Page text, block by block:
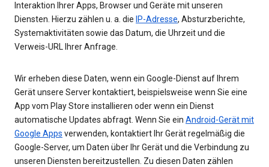
Interaktion Ihrer Apps, Browser und Geräte mit unseren
Diensten. Hierzu zählen u. a. die IP-Adresse, Absturzberichte,
Systemaktivitäten sowie das Datum, die Uhrzeit und die
Verweis-URL Ihrer Anfrage.
Wir erheben diese Daten, wenn ein Google-Dienst auf Ihrem
Gerät unsere Server kontaktiert, beispielsweise wenn Sie eine
App vom Play Store installieren oder wenn ein Dienst
automatische Updates abfragt. Wenn Sie ein Android-Gerät mit
Google Apps verwenden, kontaktiert Ihr Gerät regelmäßig die
Google-Server, um Daten über Ihr Gerät und die Verbindung zu
unseren Diensten bereitzustellen. Zu diesen Daten zählen